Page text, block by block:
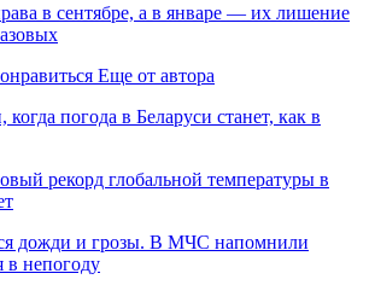
в сентябре, а в январе — их лишение
Еще от автора
когда погода в Беларуси станет, как в
рекорд глобальной температуры в
дожди и грозы. В МЧС напомнили
в непогоду